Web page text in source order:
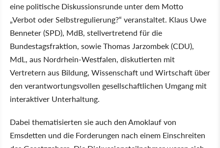
eine politische Diskussionsrunde unter dem Motto
„Verbot oder Selbstregulierung?“ veranstaltet. Klaus Uwe
Benneter (SPD), MdB, stellvertretend für die
Bundestagsfraktion, sowie Thomas Jarzombek (CDU),
MdL, aus Nordrhein-Westfalen, diskutierten mit
Vertretern aus Bildung, Wissenschaft und Wirtschaft über
den verantwortungsvollen gesellschaftlichen Umgang mit
interaktiver Unterhaltung.
Dabei thematisierten sie auch den Amoklauf von
Emsdetten und die Forderungen nach einem Einschreiten